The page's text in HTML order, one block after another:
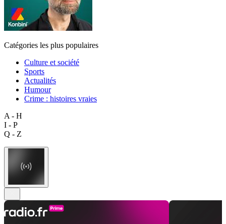
Catégories les plus populaires
Culture et société
Sports
Actualités
Humour
Crime : histoires vraies
A - H
I - P
Q - Z